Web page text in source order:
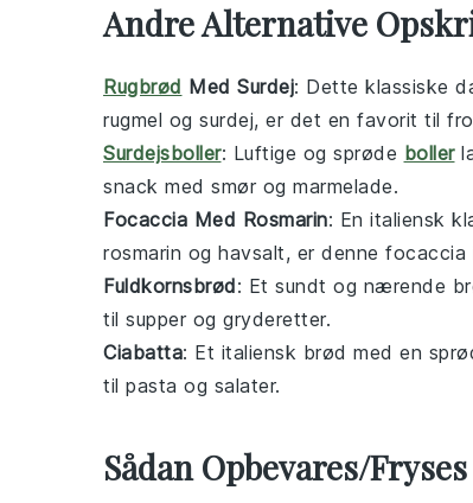
Andre Alternative
Rugbrød Med Surdej: Dette klassiske
rugmel og surdej, er det en favorit til
Surdejsboller: Luftige og sprøde boller
snack med smør og marmelade.
Focaccia Med Rosmarin: En italiensk
rosmarin og havsalt, er denne focaccia
Fuldkornsbrød: Et sundt og nærende
til supper og gryderetter.
Ciabatta: Et italiensk brød med en
til pasta og salater.
Sådan Opbevares/